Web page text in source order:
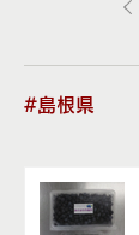
#島根県